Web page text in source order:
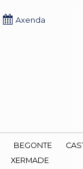
Axenda
BEGONTE
XERMADE